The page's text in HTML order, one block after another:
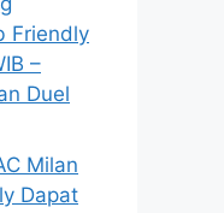
Friendly
–
Duel
Milan
Dapat